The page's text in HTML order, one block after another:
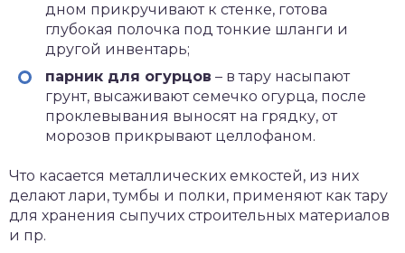
дном прикручивают к стенке, готова
глубокая полочка под тонкие шланги и
другой инвентарь;
парник для огурцов – в тару насыпают
грунт, высаживают семечко огурца, после
проклевывания выносят на грядку, от
морозов прикрывают целлофаном.
Что касается металлических емкостей, из них
делают лари, тумбы и полки, применяют как тару
для хранения сыпучих строительных материалов
и пр.